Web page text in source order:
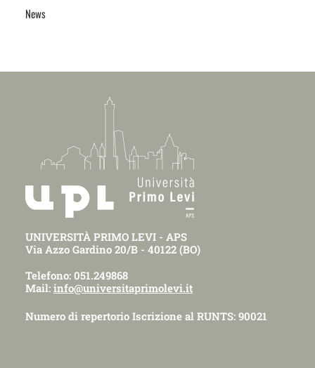
News
UNIVERSITÀ PRIMO LEVI - APS
Via Azzo Gardino 20/B - 40122 (BO)
Telefono: 051.249868
Mail: info@universitaprimolevi.it
Numero di repertorio Iscrizione al RUNTS: 90021